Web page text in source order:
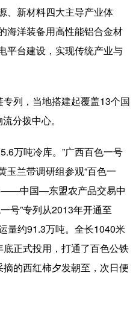
、新材料四大主导产业体
海洋装备用高性能铝合金材
平台建设，实现传统产业与
列，当地搭建起覆盖13个国
分拨中心。
万吨冷库。”广西百色一号
玉兰带调研组参观“百色一
——中国—东盟农产品交易中
号”专列从2013年开通至
量约91.3万吨。全长1040米
底正式投用，打通了百色公铁
摘的西红柿夕发朝至，次日便